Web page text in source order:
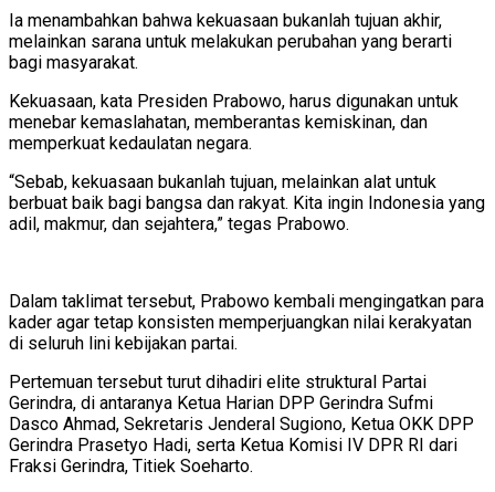
Ia menambahkan bahwa kekuasaan bukanlah tujuan akhir,
melainkan sarana untuk melakukan perubahan yang berarti
bagi masyarakat.
Kekuasaan, kata Presiden Prabowo, harus digunakan untuk
menebar kemaslahatan, memberantas kemiskinan, dan
memperkuat kedaulatan negara.
“Sebab, kekuasaan bukanlah tujuan, melainkan alat untuk
berbuat baik bagi bangsa dan rakyat. Kita ingin Indonesia yang
adil, makmur, dan sejahtera,” tegas Prabowo.
Dalam taklimat tersebut, Prabowo kembali mengingatkan para
kader agar tetap konsisten memperjuangkan nilai kerakyatan
di seluruh lini kebijakan partai.
Pertemuan tersebut turut dihadiri elite struktural Partai
Gerindra, di antaranya Ketua Harian DPP Gerindra Sufmi
Dasco Ahmad, Sekretaris Jenderal Sugiono, Ketua OKK DPP
Gerindra Prasetyo Hadi, serta Ketua Komisi IV DPR RI dari
Fraksi Gerindra, Titiek Soeharto.